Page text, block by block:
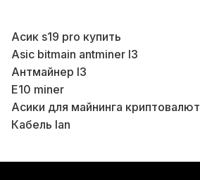
Асик s19 pro купить
Asic bitmain antminer l3
Антмайнер l3
E10 miner
Асики для майнинга криптовалют
Кабель lan
Патч корды utp